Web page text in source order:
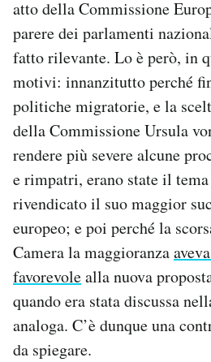
atto della Commissione
parere dei parlamenti
fatto rilevante. Lo è però, in
motivi: innanzitutto perché
politiche migratorie, e la
della Commissione Ursula
rendere più severe alcune
e rimpatri, erano state il
rivendicato il suo maggior
europeo; e poi perché la
Camera la maggioranza
favorevolealla nuova
quando era stata discussa
analoga. C’è dunque una
da spiegare.